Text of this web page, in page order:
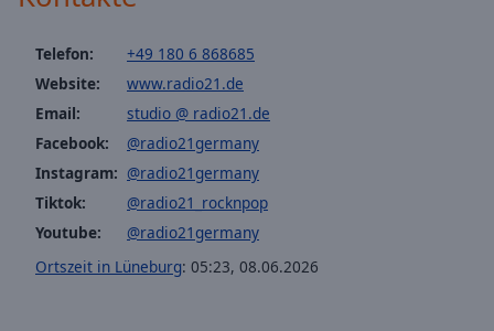
opens
subtitles
settings
dialog
subtitles
off
selected
Audio
Telefon:
+49 180 6 868685
Website:
www.radio21.de
Email:
studio @ radio21.de
Facebook:
@radio21germany
Instagram: @radio21germany
Tiktok:
@radio21_rocknpop
Youtube:
@radio21germany
Ortszeit in Lüneburg: 05:23, 08.06.2026